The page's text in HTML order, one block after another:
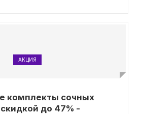
АКЦИЯ
комплекты сочных
до 47% -